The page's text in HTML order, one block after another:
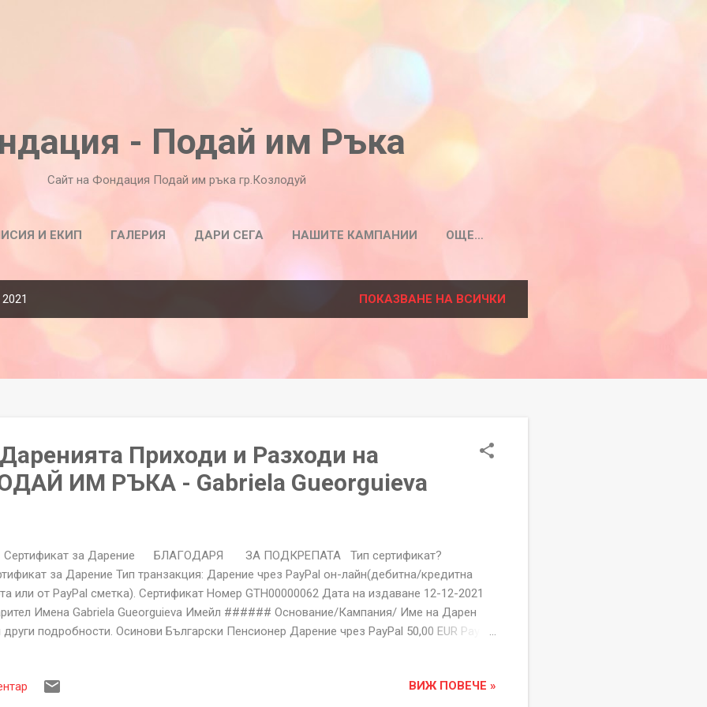
- Подай им Ръка
Сайт на Фондация Подай им ръка гр.Козлодуй
И ЕКИП ГАЛЕРИЯ ДАРИ СЕГА НАШИТЕ КАМПАНИИ ОЩЕ…
ПОКАЗВАНЕ НА ВСИЧКИ
Приходи и Разходи на
ИМ РЪКА - Gabriela Gueorguieva
за Дарение БЛАГОДАРЯ ЗА ПОДКРЕПАТА Тип сертификат?
за Дарение Тип транзакция: Дарение чрез PayPal он-лайн(дебитна/кредитна
или от PayPal сметка). Сертификат Номер GTH00000062 Дата на издаване 12-12-2021
Имена Gabriela Gueorguieva Имейл ###### Основание/Кампания/ Име на Дарен
други подробности. Осинови Български Пенсионер Дарение чрез PayPal 50,00 EUR Paypal
Бл.71, Вх.Г, ап.81. ЕИК:206250913 За неполучени или със неточностиВИЖ ПОВЕЧЕ »